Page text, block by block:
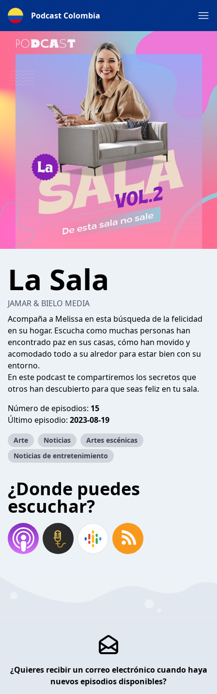
Podcast Colombia
La Sala
JAMAR & BIELO MEDIA
Acompaña a Melissa en esta búsqueda de la felicidad
en su hogar. Escucha como muchas personas han
encontrado paz en sus casas, cómo han movido y
acomodado todo a su alredor para estar bien con su
entorno.
En este podcast te compartiremos los secretos que
otros han descubierto para que seas feliz en tu sala.
Número de episodios: 15
Último episodio: 2023-08-19
Arte Noticias
Artes escénicas
Noticias de entretenimiento
¿Donde puedes
escuchar?
¿Quieres recibir un correo electrónico cuando haya
nuevos episodios disponibles?